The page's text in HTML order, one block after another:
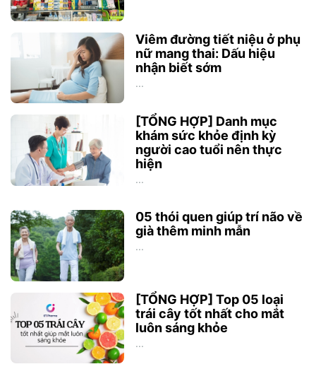
Viêm đường tiết niệu ở phụ
nữ mang thai: Dấu hiệu
nhận biết sớm
...
[TỔNG HỢP] Danh mục
khám sức khỏe định kỳ
người cao tuổi nên thực
hiện
...
05 thói quen giúp trí não về
già thêm minh mẫn
...
[TỔNG HỢP] Top 05 loại
trái cây tốt nhất cho mắt
luôn sáng khỏe
...